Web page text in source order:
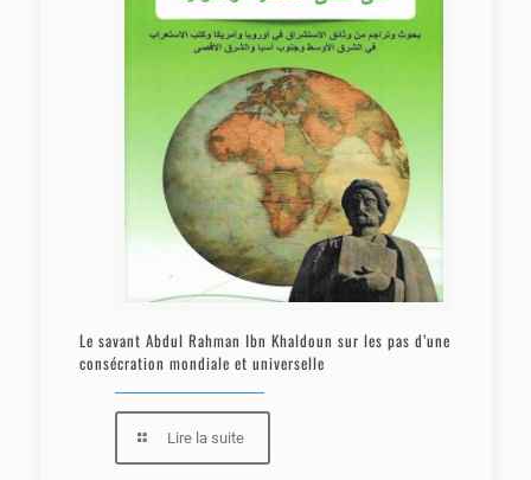
Le savant Abdul Rahman Ibn Khaldoun sur les pas d’une
consécration mondiale et universelle
Lire la suite